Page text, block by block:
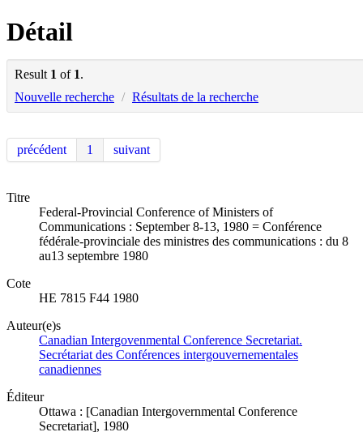
Détail
Result 1 of 1.
Nouvelle recherche / Résultats de la recherche
précédent 1 suivant
Titre
Federal-Provincial Conference of Ministers of
Communications : September 8-13, 1980 = Conférence
fédérale-provinciale des ministres des communications : du 8
au13 septembre 1980
Cote
HE 7815 F44 1980
Auteur(e)s
Canadian Intergovenmental Conference Secretariat.
Secrétariat des Conférences intergouvernementales
canadiennes
Éditeur
Ottawa : [Canadian Intergovernmental Conference
Secretariat], 1980